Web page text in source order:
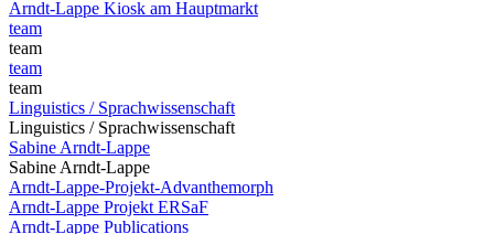
Arndt-Lappe Kiosk am Hauptmarkt
team
team
team
team
Linguistics / Sprachwissenschaft
Linguistics / Sprachwissenschaft
Sabine Arndt-Lappe
Sabine Arndt-Lappe
Arndt-Lappe-Projekt-Advanthemorph
Arndt-Lappe Projekt ERSaF
Arndt-Lappe Publications